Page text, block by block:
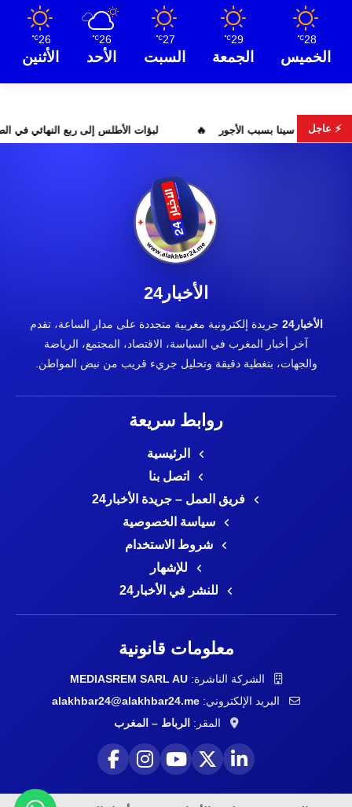
28
℃
الخميس
29
℃
الجمعة
27
℃
السبت
26
℃
الأحد
26
℃
الأثنين
⚡ عاجل
احتقان بمستشفى ابن سينا بسبب الأجور لبؤات الأطلس إلى ربع
الأخبار24
الأخبار24
جريدة إلكترونية مغربية متجددة على مدار الساعة، تقدم
آخر أخبار المغرب في السياسة، الاقتصاد، المجتمع، الرياضة
والجهات، بتغطية دقيقة وتحليل جريء قريب من نبض المواطن.
روابط سريعة
الرئيسية
اتصل بنا
فريق العمل – جريدة الأخبار24
سياسة الخصوصية
شروط الاستخدام
للإشهار
للنشر في الأخبار24
معلومات قانونية
الشركة الناشرة:MEDIASREM SARL AU
البريد الإلكتروني: alakhbar24@alakhbar24.me
المقر:الرباط – المغرب